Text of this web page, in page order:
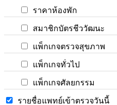
ราคาห้องพัก
สมาชิกบัตรชีววัฒนะ
แพ็กเกจตรวจสุขภาพ
แพ็กเกจทั่วไป
แพ็กเกจศัลยกรรม
รายชื่อแพทย์เข้าตรวจวันนี้